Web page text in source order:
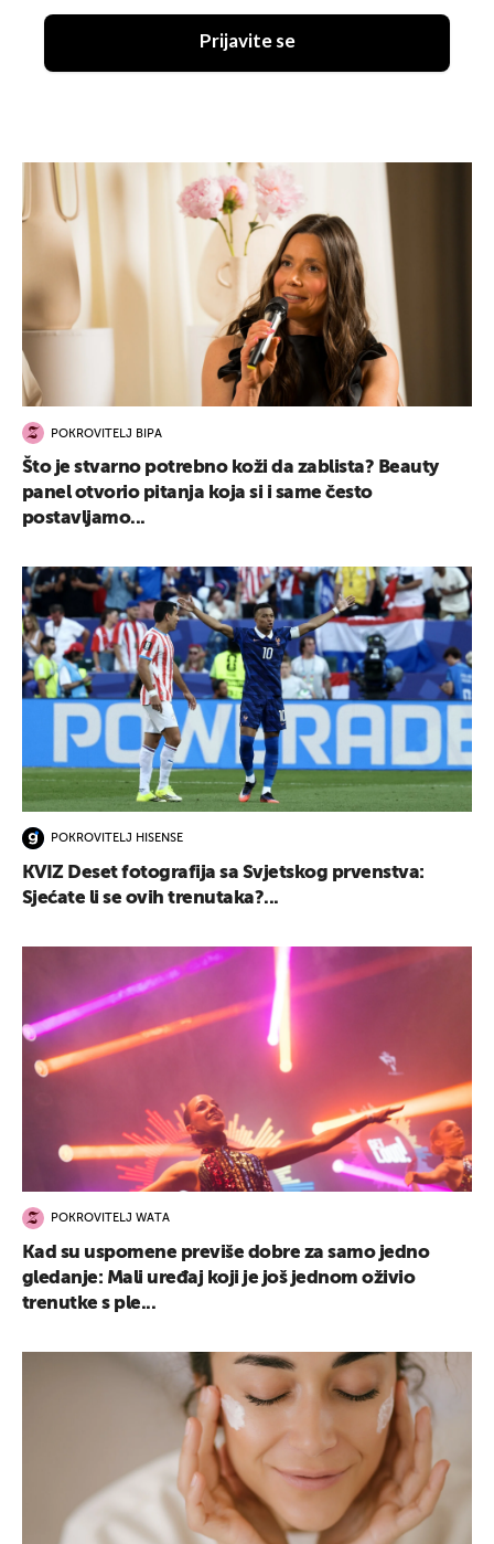
Prijavite se
POKROVITELJ BIPA
Što je stvarno potrebno koži da zablista? Beauty
panel otvorio pitanja koja si i same često
postavljamo...
POKROVITELJ HISENSE
KVIZ Deset fotografija sa Svjetskog prvenstva:
Sjećate li se ovih trenutaka?...
POKROVITELJ WATA
Kad su uspomene previše dobre za samo jedno
gledanje: Mali uređaj koji je još jednom oživio
trenutke s ple...